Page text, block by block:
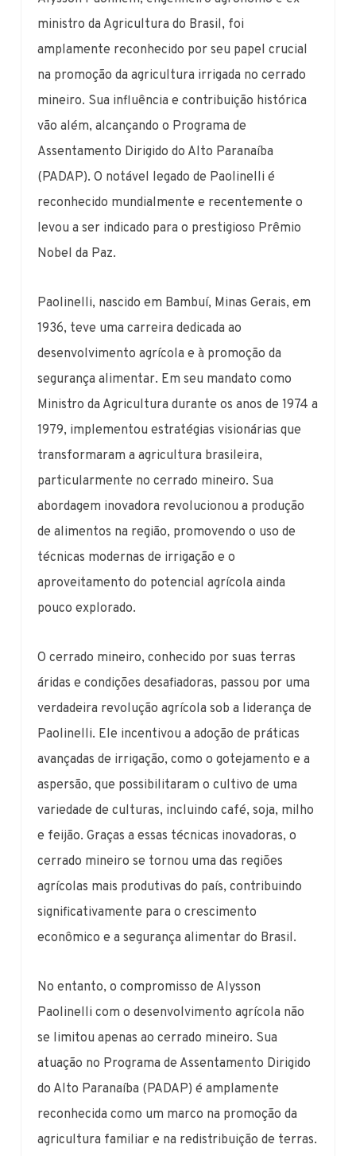
ministro da Agricultura do Brasil, foi
amplamente reconhecido por seu papel crucial
na promoção da agricultura irrigada no cerrado
mineiro. Sua influência e contribuição histórica
vão além, alcançando o Programa de
Assentamento Dirigido do Alto Paranaíba
(PADAP). O notável legado de Paolinelli é
reconhecido mundialmente e recentemente o
levou a ser indicado para o prestigioso Prêmio
Nobel da Paz.
Paolinelli, nascido em Bambuí, Minas Gerais, em
1936, teve uma carreira dedicada ao
desenvolvimento agrícola e à promoção da
segurança alimentar. Em seu mandato como
Ministro da Agricultura durante os anos de 1974 a
1979, implementou estratégias visionárias que
transformaram a agricultura brasileira,
particularmente no cerrado mineiro. Sua
abordagem inovadora revolucionou a produção
de alimentos na região, promovendo o uso de
técnicas modernas de irrigação e o
aproveitamento do potencial agrícola ainda
pouco explorado.
O cerrado mineiro, conhecido por suas terras
áridas e condições desafiadoras, passou por uma
verdadeira revolução agrícola sob a liderança de
Paolinelli. Ele incentivou a adoção de práticas
avançadas de irrigação, como o gotejamento e a
aspersão, que possibilitaram o cultivo de uma
variedade de culturas, incluindo café, soja, milho
e feijão. Graças a essas técnicas inovadoras, o
cerrado mineiro se tornou uma das regiões
agrícolas mais produtivas do país, contribuindo
significativamente para o crescimento
econômico e a segurança alimentar do Brasil.
No entanto, o compromisso de Alysson
Paolinelli com o desenvolvimento agrícola não
se limitou apenas ao cerrado mineiro. Sua
atuação no Programa de Assentamento Dirigido
do Alto Paranaíba (PADAP) é amplamente
reconhecida como um marco na promoção da
agricultura familiar e na redistribuição de terras.